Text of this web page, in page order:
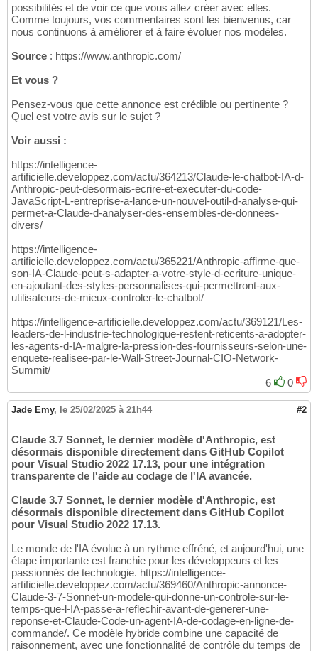
possibilités et de voir ce que vous allez créer avec elles.
Comme toujours, vos commentaires sont les bienvenus, car
nous continuons à améliorer et à faire évoluer nos modèles.
Source : https://www.anthropic.com/
Et vous ?
Pensez-vous que cette annonce est crédible ou pertinente ?
Quel est votre avis sur le sujet ?
Voir aussi :
https://intelligence-
artificielle.developpez.com/actu/364213/Claude-le-chatbot-IA-d-
Anthropic-peut-desormais-ecrire-et-executer-du-code-
JavaScript-L-entreprise-a-lance-un-nouvel-outil-d-analyse-qui-
permet-a-Claude-d-analyser-des-ensembles-de-donnees-
divers/
https://intelligence-
artificielle.developpez.com/actu/365221/Anthropic-affirme-que-
son-IA-Claude-peut-s-adapter-a-votre-style-d-ecriture-unique-
en-ajoutant-des-styles-personnalises-qui-permettront-aux-
utilisateurs-de-mieux-controler-le-chatbot/
https://intelligence-artificielle.developpez.com/actu/369121/Les-
leaders-de-l-industrie-technologique-restent-reticents-a-adopter-
les-agents-d-IA-malgre-la-pression-des-fournisseurs-selon-une-
enquete-realisee-par-le-Wall-Street-Journal-CIO-Network-
Summit/
6
0
Jade Emy, le 25/02/2025 à 21h44 #2
Claude 3.7 Sonnet, le dernier modèle d'Anthropic, est
désormais disponible directement dans GitHub Copilot
pour Visual Studio 2022 17.13, pour une intégration
transparente de l'aide au codage de l'IA avancée.
Claude 3.7 Sonnet, le dernier modèle d'Anthropic, est
désormais disponible directement dans GitHub Copilot
pour Visual Studio 2022 17.13.
Le monde de l'IA évolue à un rythme effréné, et aujourd'hui, une
étape importante est franchie pour les développeurs et les
passionnés de technologie. https://intelligence-
artificielle.developpez.com/actu/369460/Anthropic-annonce-
Claude-3-7-Sonnet-un-modele-qui-donne-un-controle-sur-le-
temps-que-l-IA-passe-a-reflechir-avant-de-generer-une-
reponse-et-Claude-Code-un-agent-IA-de-codage-en-ligne-de-
commande/. Ce modèle hybride combine une capacité de
raisonnement, avec une fonctionnalité de contrôle du temps de